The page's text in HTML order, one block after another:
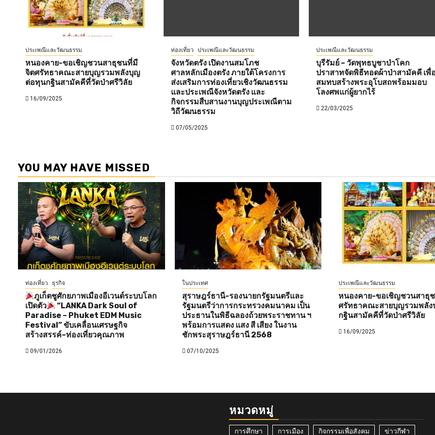
ประเพณีและวัฒนธรรม
หนองคาย-ขอเชิญชวนสาธุชนที่มี
จิตศรัทธาคณะสายบุญรวมพลังบุญ
ต่อทุนกฐินสามัคคีที่วัดป่าศรีวิลัย
16/09/2025
ท่องเที่ยว ประเพณีและวัฒนธรรม
จังหวัดตรัง เปิดงานสมโภช
ศาลหลักเมืองตรัง ภายใต้โครงการ
ส่งเสริมการท่องเที่ยวเชิงวัฒนธรรม
และประเพณีจังหวัดตรัง และ
กิจกรรมสืบสานงานบุญประเพณีตาม
วิถีวัฒนธรรม
07/05/2025
ประเพณีและวัฒนธรรม
บุรีรัมย์ – วัดพุทธบูชาป่าโคก
ปราสาทจัดพิธีทอดผ้าป่าสามัคคี เพื่
สมทบสร้างพระอุโบสถพร้อมมอบ
โลงศพแก่ผู้ยากไร้
22/03/2025
YOU MAY HAVE MISSED
ท่องเที่ยว ธุรกิจ
ภูเก็ตชูศักยภาพเมืองอีเวนต์ระบบโลก
เปิดตัว
“LANKA Dark Soul of
Paradise – Phuket EDM Music
Festival” ขับเคลื่อนเศรษฐกิจ
สร้างสรรค์–ท่องเที่ยวคุณภาพ
09/01/2026
ในประเทศ
สุราษฎร์ธานี-รองนายกรัฐมนตรีและ
รัฐมนตรีว่าการกระทรวงคมนาคม เป็น
ประธานในพิธีฉลองถ้วยพระราชทาน ฯ
พร้อมการแสดง แสง สี เสียง ในงาน
ชักพระสุราษฎร์ธานี 2568
07/10/2025
ประเพณีและวัฒนธรรม
หนองคาย-ขอเชิญชวนสาธุ
ศรัทธาคณะสายบุญรวมพลั
กฐินสามัคคีที่วัดป่าศรีวิลัย
16/09/2025
หมวดหมู่
การศึกษา การเมือง กิจกรรมเพื่อสังคม ข่าวกีฬา